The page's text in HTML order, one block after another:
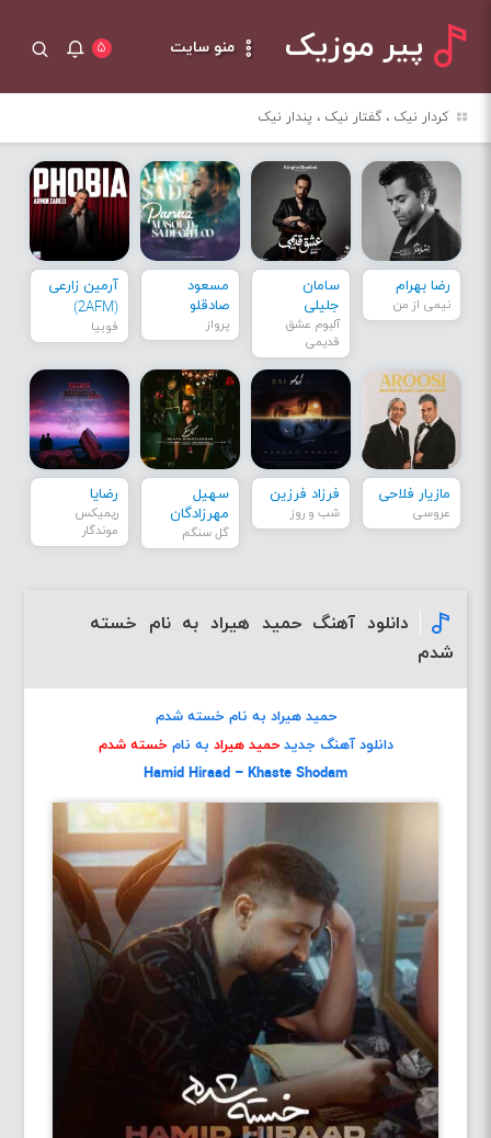
پیر موزیک منو سایت ۵
کردار نیک ، گفتار نیک ، پندار نیک
رضا بهرام
نیمی از من
سامان
جلیلی
آلبوم عشق
قدیمی
مسعود
صادقلو
پرواز
آرمین زارعی
(2AFM)
فوبیا
مازیار فلاحی
عروسی
فرزاد فرزین
شب و روز
سهیل
مهرزادگان
گل سنگم
رضایا
ریمیکس
موندگار
دانلود آهنگ حمید هیراد به نام خسته
شدم
حمید هیراد به نام خسته شدم
دانلود آهنگ جدید حمید هیراد به نام خسته شدم
Hamid Hiraad – Khaste Shodam